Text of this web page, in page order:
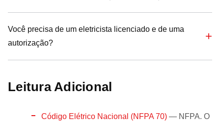
Você precisa de um eletricista licenciado e de uma
autorização?
Leitura Adicional
Código Elétrico Nacional (NFPA 70) — NFPA. O